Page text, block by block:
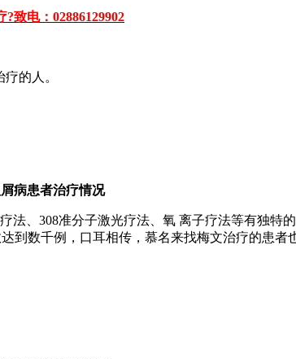
致电：02886129902
的人。
病患者治疗情况
、308准分子激光疗法、氧 离子疗法等有独特
数千例，口耳相传，慕名来找梅文治疗的患者